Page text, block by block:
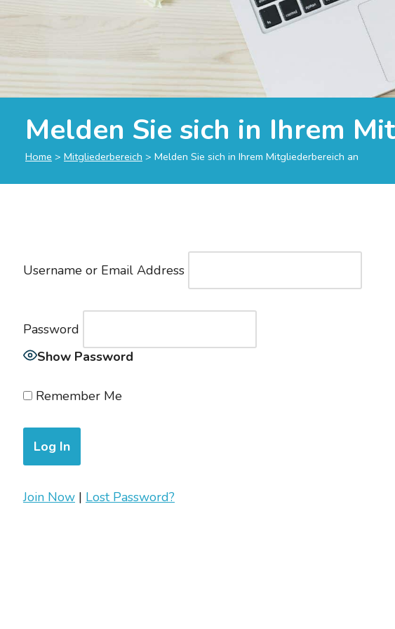
Melden Sie sich in Ihrem
Home > Mitgliederbereich > Melden Sie sich in Ihrem Mitgliederbereich an
Username or Email Address
Password
Show Password
Remember Me
Join Now | Lost Password?